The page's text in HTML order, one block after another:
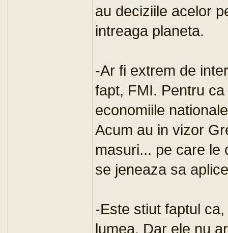
au deciziile acelor
intreaga planeta.
-Ar fi extrem de
fapt, FMI. Pentru
economiile
Acum au in vizor
masuri... pe care le
se jeneaza sa
-Este stiut faptul
lumea. Dar ele nu